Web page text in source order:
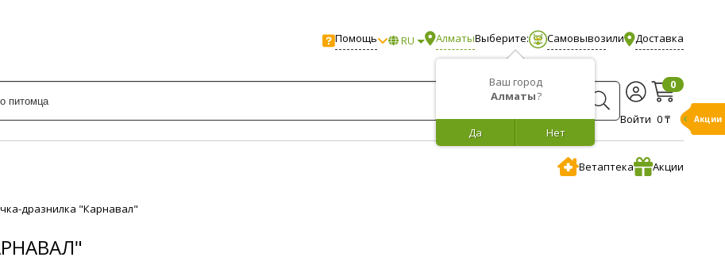
Помощь RU Алматы
Ваш город
Алматы?
Нет
Да
Выберите: Самовывозили Доставка
Войти
0
0 ₸
Ветаптека Акции
дразнилка "Карнавал"
Акции